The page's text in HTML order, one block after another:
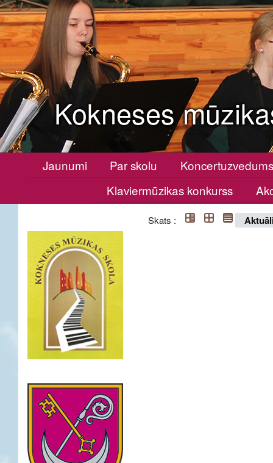
Kokneses
Jaunumi Par skolu
Klaviermūzikas konkurss
Skats :